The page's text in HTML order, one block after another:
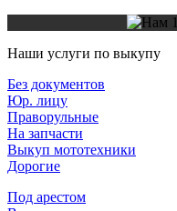
Наши услуги по выкупу
Без документов
Юр. лицу
Праворульные
На запчасти
Выкуп мототехники
Дорогие
Под арестом